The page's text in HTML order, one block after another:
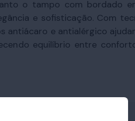
o tampo com bordado
e sofisticação. Com
antiácaro e antialérgico
equilíbrio entre